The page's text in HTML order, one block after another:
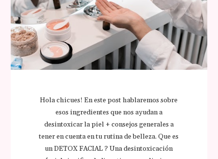
Hola chicues! En este post hablaremos sobre
esos ingredientes que nos ayudan a
desintoxicar la piel + consejos generales a
tener en cuenta en tu rutina de belleza. Que es
un DETOX FACIAL ? Una desintoxicación